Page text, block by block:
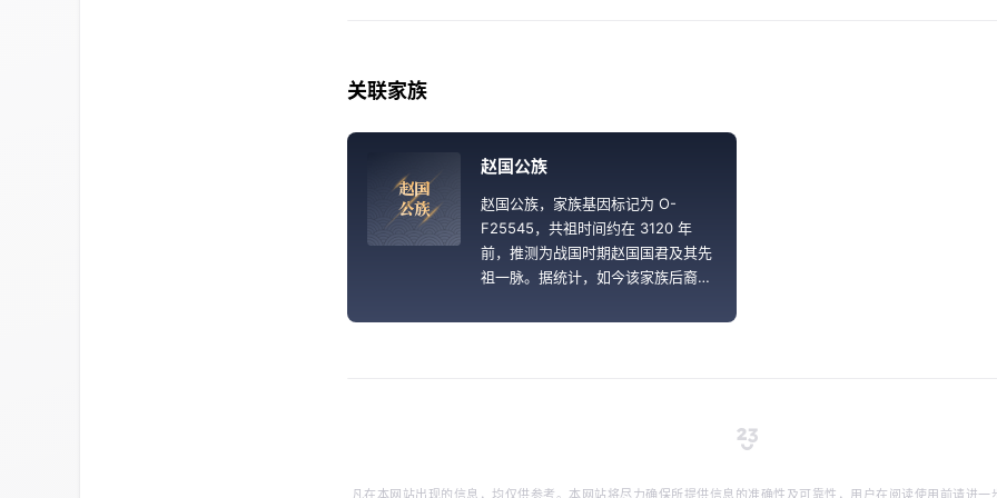
关联家族
赵国
公族
赵国公族
赵国公族，家族基因标记为 O-
F25545，共祖时间约在 3120 年
前，推测为战国时期赵国国君及其先
祖一脉。据统计，如今该家族后裔广
国男性人口的 0.72%。
凡在本网站出现的信息，均仅供参考。本网站将尽力确保所提供信息的准确性及可靠性，用户在阅读使用前请进一